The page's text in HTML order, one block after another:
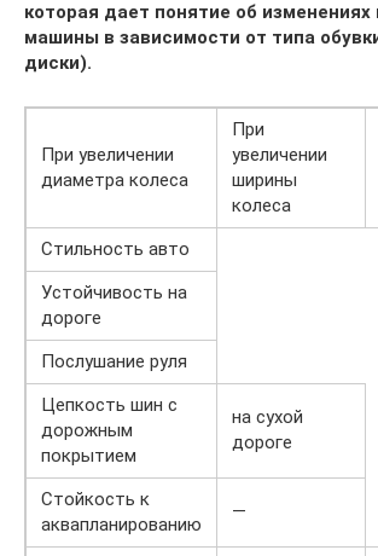
которая дает понятие об изменениях
машины в зависимости от типа
диски).
При увеличении
диаметра колеса
При
увеличении
ширины
колеса
Стильность авто
Устойчивость на
дороге
Послушание руля
Цепкость шин с
дорожным
покрытием
на сухой
дороге
Стойкость к
аквапланированию
—